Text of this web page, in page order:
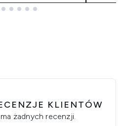
KLIENTÓW
żadnych recenzji.